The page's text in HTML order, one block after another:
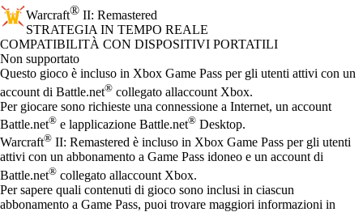
Warcraft® II: Remastered
STRATEGIA IN TEMPO REALE
Prezzo
Available actions
COMPATIBILITÀ CON DISPOSITIVI PORTATILI
Non supportato
Questo gioco è incluso in Xbox Game Pass per gli utenti attivi con un
account di Battle.net® collegato allaccount Xbox.
Per giocare sono richieste una connessione a Internet, un account
Battle.net® e lapplicazione Battle.net® Desktop.
Warcraft® II: Remastered è incluso in Xbox Game Pass per gli utenti
attivi con un abbonamento a Game Pass idoneo e un account di
Battle.net® collegato allaccount Xbox.
Per sapere quali contenuti di gioco sono inclusi in ciascun
abbonamento a Game Pass, puoi trovare maggiori informazioni in